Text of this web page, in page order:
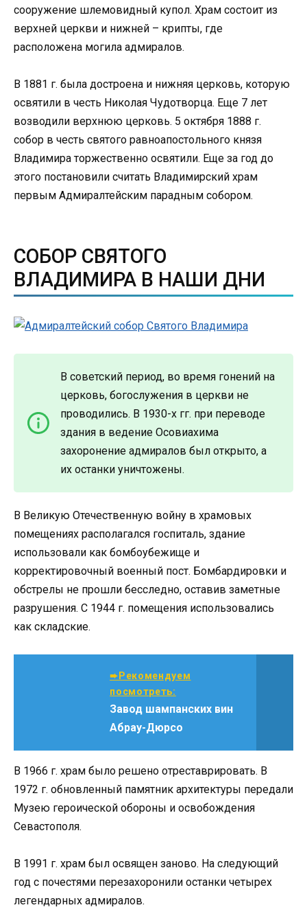
сооружение шлемовидный купол. Храм состоит из
верхней церкви и нижней – крипты, где
расположена могила адмиралов.
В 1881 г. была достроена и нижняя церковь, которую
освятили в честь Николая Чудотворца. Еще 7 лет
возводили верхнюю церковь. 5 октября 1888 г.
собор в честь святого равноапостольного князя
Владимира торжественно освятили. Еще за год до
этого постановили считать Владимирский храм
первым Адмиралтейским парадным собором.
СОБОР СВЯТОГО
ВЛАДИМИРА В НАШИ ДНИ
В советский период, во время гонений на
церковь, богослужения в церкви не
проводились. В 1930-х гг. при переводе
здания в ведение Осовиахима
захоронение адмиралов был открыто, а
их останки уничтожены.
В Великую Отечественную войну в храмовых
помещениях располагался госпиталь, здание
использовали как бомбоубежище и
корректировочный военный пост. Бомбардировки и
обстрелы не прошли бесследно, оставив заметные
разрушения. С 1944 г. помещения использовались
как складские.
➨Рекомендуем
посмотреть:
Завод шампанских вин
Абрау-Дюрсо
В 1966 г. храм было решено отреставрировать. В
1972 г. обновленный памятник архитектуры передали
Музею героической обороны и освобождения
Севастополя.
В 1991 г. храм был освящен заново. На следующий
год с почестями перезахоронили останки четырех
легендарных адмиралов.